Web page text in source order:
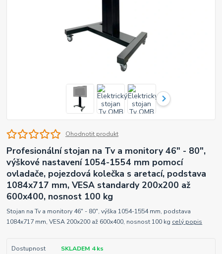
Ohodnotit produkt
Profesionální stojan na Tv a monitory 46" - 80",
výškové nastavení 1054-1554 mm pomocí
ovladače, pojezdová kolečka s aretací, podstava
1084x717 mm, VESA standardy 200x200 až
600x400, nosnost 100 kg
Stojan na Tv a monitory 46" - 80", výška 1054-1554 mm, podstava
1084x717 mm, VESA 200x200 až 600x400, nosnost 100 kg celý popis
Dostupnost
SKLADEM 4 ks